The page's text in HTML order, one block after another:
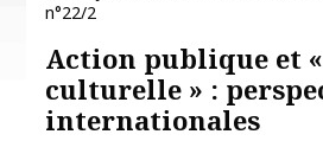
n°22/2
Action publique et
culturelle » :
internationales